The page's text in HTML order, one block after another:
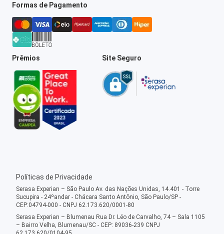
Formas de Pagamento
Prêmios Site Seguro
Políticas de Privacidade
Serasa Experian – São Paulo Av. das Nações Unidas, 14.401 - Torre
Sucupira - 24ºandar - Chácara Santo Antônio, São Paulo/SP -
CEP:04794-000 - CNPJ 62.173.620/0001-80
Serasa Experian – Blumenau Rua Dr. Léo de Carvalho, 74 – Sala 1105
– Bairro Velha, Blumenau/SC - CEP: 89036-239 CNPJ